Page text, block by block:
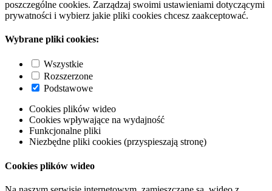
poszczególne cookies. Zarządzaj swoimi ustawieniami dotyczącymi
prywatności i wybierz jakie pliki cookies chcesz zaakceptować.
Wybrane pliki cookies:
Wszystkie
Rozszerzone
Podstawowe
Cookies plików wideo
Cookies wpływające na wydajność
Funkcjonalne pliki
Niezbędne pliki cookies (przyspieszają stronę)
Cookies plików wideo